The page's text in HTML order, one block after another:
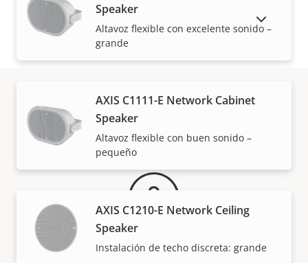
Speaker
Altavoz flexible con excelente sonido –
grande
AXIS C1111-E Network Cabinet
Speaker
Altavoz flexible con buen sonido –
pequeño
AXIS C1210-E Network Ceiling
Speaker
Instalación de techo discreta: grande
MOSTRAR PRODUCTOS DESCATALOGADOS
Garantía